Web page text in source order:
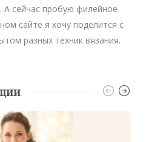
А сейчас пробую филейное
сайте я хочу поделится с
разных техник вязания.